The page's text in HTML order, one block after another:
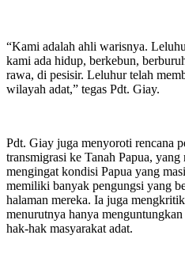
“Kami adalah ahli warisnya.
kami ada hidup, berkebun,
rawa, di pesisir. Leluhur telah
wilayah adat,” tegas Pdt. Giay.
Pdt. Giay juga menyoroti rencana
transmigrasi ke Tanah Papua,
mengingat kondisi Papua yang
memiliki banyak pengungsi yang
halaman mereka. Ia juga
menurutnya hanya
hak-hak masyarakat adat.